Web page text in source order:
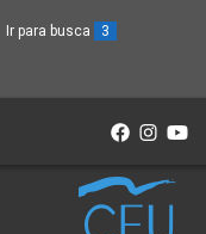
Ir para busca 3